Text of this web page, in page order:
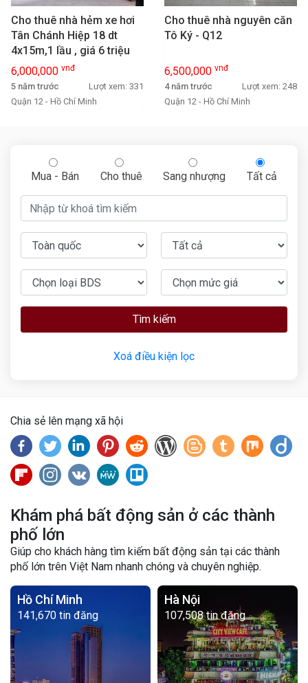
Cho thuê nhà hẻm xe hơi
Tân Chánh Hiệp 18 dt
4x15m,1 lầu , giá 6 triệu
6,000,000 vnđ
5 năm trước
Lượt xem: 331
Quận 12 - Hồ Chí Minh
Cho thuê nhà nguyên căn
Tô Ký - Q12
6,500,000 vnđ
4 năm trước
Lượt xem: 248
Quận 12 - Hồ Chí Minh
Mua - Bán Cho thuê Sang nhượng Tất cả
Tìm kiếm
Xoá điều kiện lọc
Chia sẻ lên mạng xã hội
Khám phá bất động sản ở các thành
phố lớn
Giúp cho khách hàng tìm kiếm bất động sản tại các thành
phố lớn trên Việt Nam nhanh chóng và chuyên nghiệp.
Hồ Chí Minh
141,670 tin đăng
Hà Nội
107,508 tin đăng